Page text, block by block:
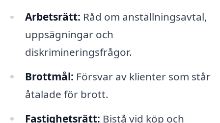
Arbetsrätt: Råd om anställningsavtal,
uppsägningar och
diskrimineringsfrågor.
Brottmål: Försvar av klienter som står
åtalade för brott.
Fastighetsrätt: Bistå vid köp och